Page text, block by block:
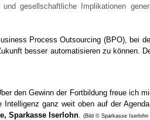
gesellschaftliche Implikationen
Process Outsourcing (BPO), bei
besser automatisieren zu können.
den Gewinn der Fortbildung freue ich
ganz weit oben auf der
Sparkasse Iserlohn.(Bild © Sparkasse